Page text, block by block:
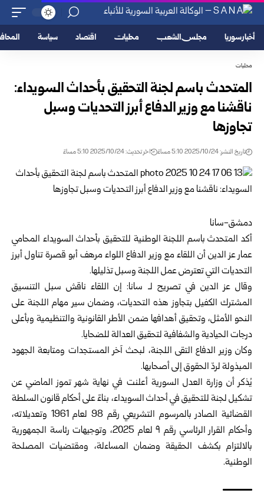
أخبار سوريا مجلس الشعب محليات اقتصاد سياسة
محليات
المتحدث باسم لجنة التحقيق بأحداث السويداء:
ناقشنا مع وزير الدفاع أبرز التحديات وسبل
تجاوزها
تاريخ النشر: 2025/10/24 5:10 مساءً اخر تحديث: 2025/10/24 5:10 مساءً
دمشق-سانا
أكد المتحدث باسم اللجنة الوطنية للتحقيق بأحداث السويداء المحامي
عمار عز الدين أن اللقاء مع وزير الدفاع اللواء مرهف أبو قصرة تناول أبرز
التحديات التي تعترض عمل اللجنة وسبل تذليلها.
وقال عز الدين في تصريح لـ سانا: إن اللقاء ناقش سبل التنسيق
المشترك الكفيل بتجاوز هذه التحديات، وضمان سير مهام اللجنة على
النحو الأمثل، وتحقيق أهدافها ضمن الأطر القانونية والتنظيمية وبأعلى
درجات الحيادية والشفافية لتحقيق العدالة للضحايا.
وكان وزير الدفاع التقى اللجنة، لبحث آخر المستجدات ومتابعة الجهود
المبذولة لردّ الحقوق إلى أصحابها.
يُذكر أن وزارة العدل السورية أعلنت في نهاية شهر تموز الماضي عن
تشكيل لجنة للتحقيق في أحداث السويداء، بناءً على أحكام قانون السلطة
القضائية الصادر بالمرسوم التشريعي رقم 98 لعام 1961 وتعديلاته،
وأحكام القرار الرئاسي رقم ٩ لعام 2025، وتوجيهات رئاسة الجمهورية
بالالتزام بكشف الحقيقة وضمان المساءلة، ومقتضيات المصلحة
الوطنية.